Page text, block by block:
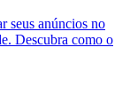
seus anúncios no
Descubra como o